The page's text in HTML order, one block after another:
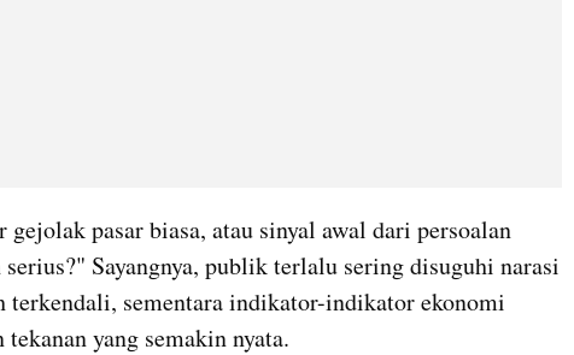
gejolak pasar biasa, atau sinyal awal dari persoalan
Sayangnya, publik terlalu sering disuguhi narasi
terkendali, sementara indikator-indikator ekonomi
yang semakin nyata.